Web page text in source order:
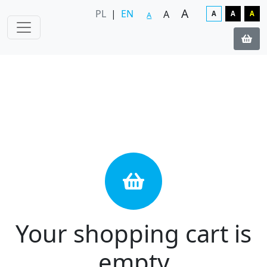
PL | EN A A A A A A
Your shopping cart is